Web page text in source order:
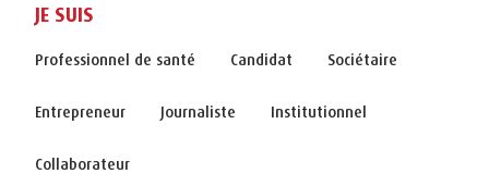
JE SUIS
Professionnel de santé Candidat Sociétaire
Entrepreneur Journaliste Institutionnel
Collaborateur